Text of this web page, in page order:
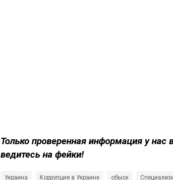
Только проверенная информация у нас
ведитесь на фейки!
Украина Коррупция в Украине обыск